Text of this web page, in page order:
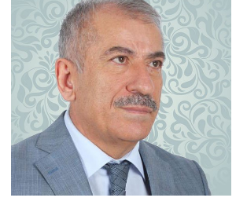
Derkenar
Sivil Toplum
Kültür - Sanat
Ekonomi